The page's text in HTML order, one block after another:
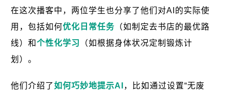
在这次播客中，两位学生也分享了他们对AI的实际使
用，包括如何优化日常任务 （如制定去书店的最优路
线）和个性化学习
（如根据身体状况定制锻炼计
划）。
他们介绍了如何巧妙地提示AI ，比如通过设置“无废